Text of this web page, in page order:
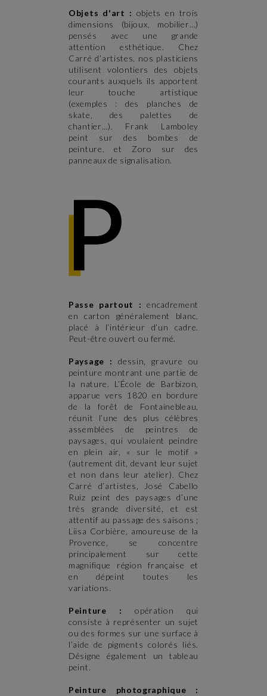
Objets d'art : objets en trois
dimensions (bijoux, mobilier…)
pensés avec une grande
attention esthétique. Chez
Carré d’artistes, nos plasticiens
utilisent volontiers des objets
courants auxquels ils apportent
leur touche artistique
(exemples : des planches de
skate, des palettes de
chantier…). Frank Lamboley
peint sur des bombes de
peinture, et Zoro sur des
panneaux de signalisation.
Passe partout :encadrement
en carton généralement blanc,
placé à l’intérieur d’un cadre.
Peut-être ouvert ou fermé.
Paysage :dessin, gravure ou
peinture montrant une partie de
la nature. L’École de Barbizon,
apparue vers 1820 en bordure
de la forêt de Fontainebleau,
réunit l’une des plus célèbres
assemblées de peintres de
paysages, qui voulaient peindre
en plein air, « sur le motif »
(autrement dit, devant leur sujet
et non dans leur atelier). Chez
Carré d’artistes, José Cabello
Ruiz peint des paysages d’une
très grande diversité, et est
attentif au passage des saisons ;
Liisa Corbière, amoureuse de la
Provence, se concentre
principalement sur cette
magnifique région française et
en dépeint toutes les
variations.
Peinture :opération qui
consiste à représenter un sujet
ou des formes sur une surface à
l’aide de pigments colorés liés.
Désigne également un tableau
peint.
Peinture photographique :